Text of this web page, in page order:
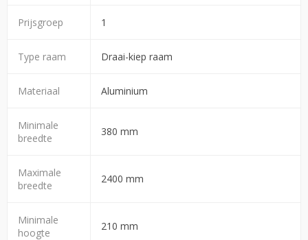
Prijsgroep 1
Type raam Draai-kiep raam
Materiaal Aluminium
Minimale
breedte
380 mm
Maximale
breedte
2400 mm
Minimale
hoogte
210 mm